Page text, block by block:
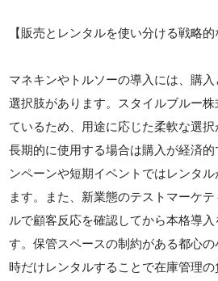
【販売とレンタルを使い分ける戦略的
マネキンやトルソーの導入には、購
選択肢があります。スタイルブルー
ているため、用途に応じた柔軟な選
長期的に使用する場合は購入が経済
ンペーンや短期イベントではレンタ
ます。また、新業態のテストマーケ
ルで顧客反応を確認してから本格導
す。保管スペースの制約がある都心
時だけレンタルすることで在庫管理の